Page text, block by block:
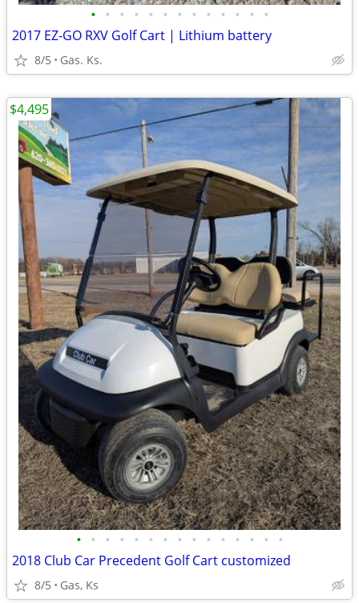
• • • • • • • • • • • • •
2017 EZ-GO RXV Golf Cart | Lithium battery
8/5 Gas. Ks.
• • • • • • • • • • • • • • •
2018 Club Car Precedent Golf Cart customized
8/5 Gas, Ks
$4,495